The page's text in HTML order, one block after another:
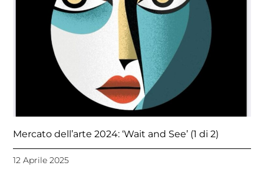
Mercato dell’arte 2024: ‘Wait and See’ (1 di 2)
12 Aprile 2025
PaginaPaginaPagina
PaginaPagina